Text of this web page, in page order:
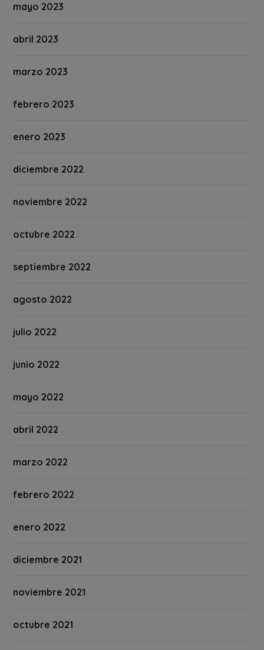
mayo 2023
abril 2023
marzo 2023
febrero 2023
enero 2023
diciembre 2022
noviembre 2022
octubre 2022
septiembre 2022
agosto 2022
julio 2022
junio 2022
mayo 2022
abril 2022
marzo 2022
febrero 2022
enero 2022
diciembre 2021
noviembre 2021
octubre 2021